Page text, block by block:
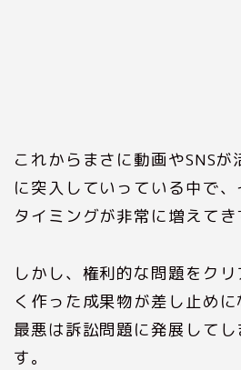
これからまさに動画やSNS
に突入していっている中で
タイミングが非常に増えてき
しかし、権利的な問題をク
く作った成果物が差し止めに
最悪は訴訟問題に発展して
す。